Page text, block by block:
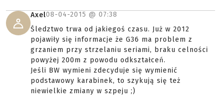
Axel08-04-2015 @ 07:38
Śledztwo trwa od jakiegoś czasu. Już w 2012
pojawiły się informacje że G36 ma problem z
grzaniem przy strzelaniu seriami, braku celności
powyżej 200m z powodu odkształceń.
Jeśli BW wymieni zdecyduje się wymienić
podstawowy karabinek, to szykują się też
niewielkie zmiany w szpeju ;)